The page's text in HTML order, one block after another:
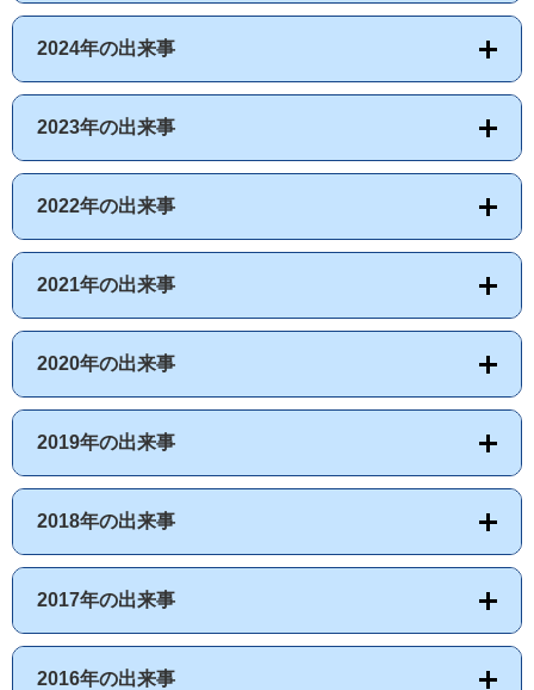
2024年の出来事
2023年の出来事
2022年の出来事
2021年の出来事
2020年の出来事
2019年の出来事
2018年の出来事
2017年の出来事
2016年の出来事